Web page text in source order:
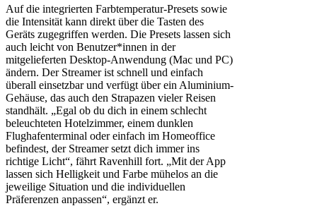
Auf die integrierten Farbtemperatur-Presets sowie
die Intensität kann direkt über die Tasten des
Geräts zugegriffen werden. Die Presets lassen sich
auch leicht von Benutzer*innen in der
mitgelieferten Desktop-Anwendung (Mac und PC)
ändern. Der Streamer ist schnell und einfach
überall einsetzbar und verfügt über ein Aluminium-
Gehäuse, das auch den Strapazen vieler Reisen
standhält. „Egal ob du dich in einem schlecht
beleuchteten Hotelzimmer, einem dunklen
Flughafenterminal oder einfach im Homeoffice
befindest, der Streamer setzt dich immer ins
richtige Licht“, fährt Ravenhill fort. „Mit der App
lassen sich Helligkeit und Farbe mühelos an die
jeweilige Situation und die individuellen
Präferenzen anpassen“, ergänzt er.